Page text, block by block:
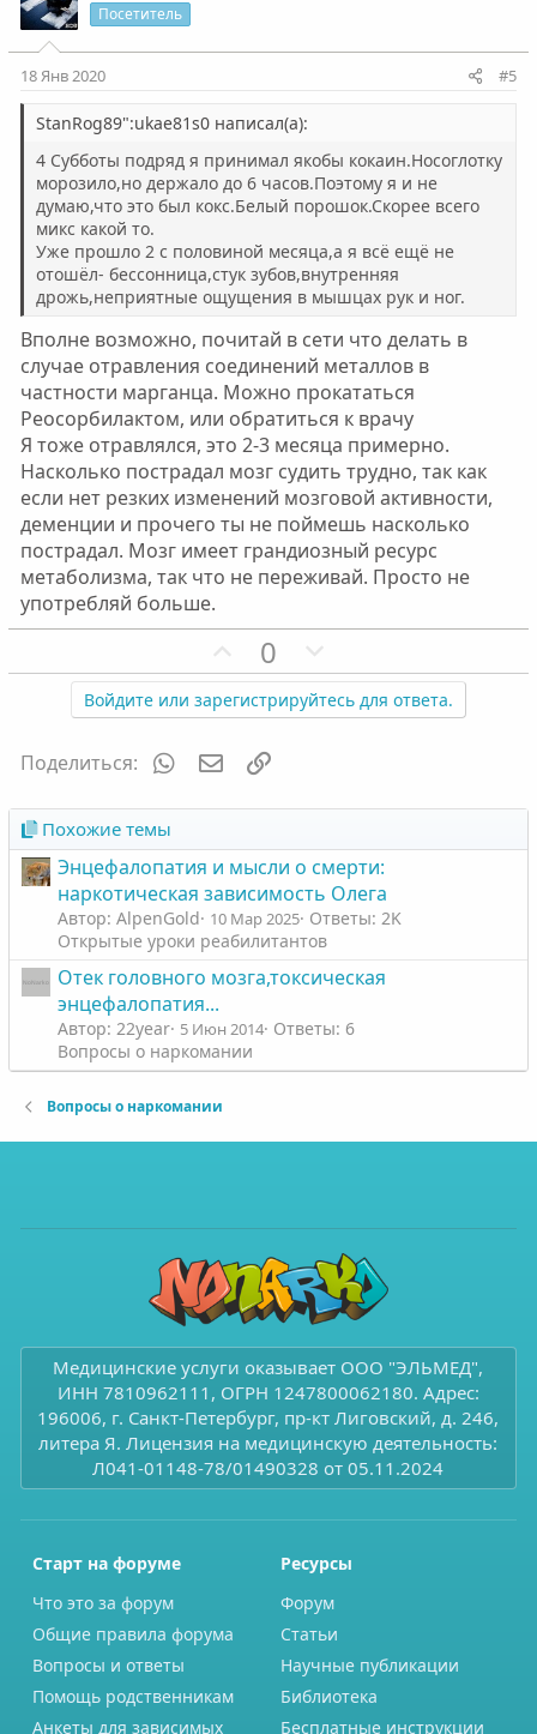
т
н
ы
й
г
о
л
о
с
т
ы
й
г
о
л
о
с
Посетитель
18 Янв 2020 #5
StanRog89":ukae81s0 написал(а):
4 Субботы подряд я принимал якобы кокаин.Носоглотку
морозило,но держало до 6 часов.Поэтому я и не
думаю,что это был кокс.Белый порошок.Скорее всего
микс какой то.
Уже прошло 2 с половиной месяца,а я всё ещё не
отошёл- бессонница,стук зубов,внутренняя
дрожь,неприятные ощущения в мышцах рук и ног.
Вполне возможно, почитай в сети что делать в
случае отравления соединений металлов в
частности марганца. Можно прокататься
Реосорбилактом, или обратиться к врачу
Я тоже отравлялся, это 2-3 месяца примерно.
Насколько пострадал мозг судить трудно, так как
если нет резких изменений мозговой активности,
деменции и прочего ты не поймешь насколько
пострадал. Мозг имеет грандиозный ресурс
метаболизма, так что не переживай. Просто не
употребляй больше.
П
о
з
т
в
н
ы
й
г
о
л
о
с
0
е
г
в
н
ы
й
г
о
л
о
Войдите или зарегистрируйтесь для ответа.
Поделиться: WhatsAppЭлектронная почта
Похожие темы
Энцефалопатия и мысли о смерти:
наркотическая зависимость Олега
Автор: AlpenGold 10 Мар 2025 Ответы: 2K
Открытые уроки реабилитантов
Отек головного мозга,токсическая
энцефалопатия...
Автор: 22year 5 Июн 2014 Ответы: 6
Вопросы о наркомании
Вопросы о наркомании
Медицинские услуги оказывает ООО "ЭЛЬМЕД",
ИНН 7810962111, ОГРН 1247800062180. Адрес:
196006, г. Санкт-Петербург, пр-кт Лиговский, д. 246,
литера Я. Лицензия на медицинскую деятельность:
Л041-01148-78/01490328 от 05.11.2024
Старт на форуме
Что это за форум
Общие правила форума
Вопросы и ответы
Помощь родственникам
Анкеты для зависимых
Ресурсы
Форум
Статьи
Научные публикации
Библиотека
Бесплатные инструкции